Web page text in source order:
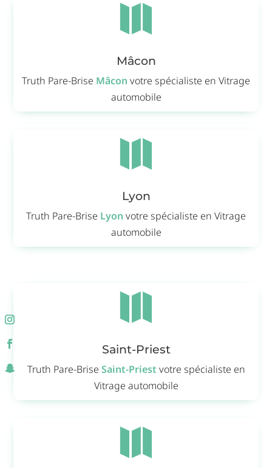

Mâcon
Truth Pare-Brise Mâcon votre spécialiste en Vitrage
automobile

Lyon
Truth Pare-Brise Lyon votre spécialiste en Vitrage
automobile

Saint-Priest
Truth Pare-Brise Saint-Priest votre spécialiste en
Vitrage automobile
